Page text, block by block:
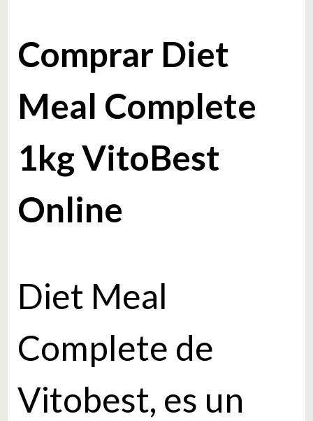
Comprar Diet
Meal Complete
1kg VitoBest
Online
Diet Meal
Complete de
Vitobest, es un